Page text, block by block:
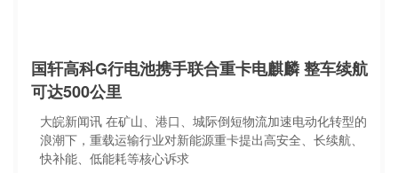
国轩高科G行电池携手联合重卡电麒麟 整车续航
可达500公里
大皖新闻讯 在矿山、港口、城际倒短物流加速电动化转型的
浪潮下，重载运输行业对新能源重卡提出高安全、长续航、
快补能、低能耗等核心诉求